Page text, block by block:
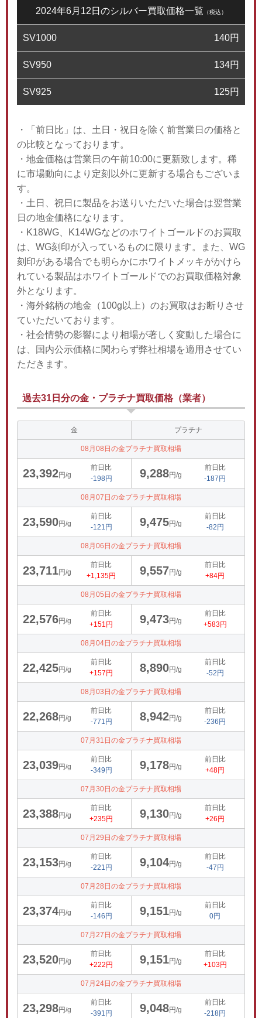
2024年6月12日のシルバー買取価格一覧 （税込）
SV1000 140円
SV950 134円
SV925 125円
・「前日比」は、土日・祝日を除く前営業日の価格と
の比較となっております。
・地金価格は営業日の午前10:00に更新致します。稀
に市場動向により定刻以外に更新する場合もございま
す。
・土日、祝日に製品をお送りいただいた場合は翌営業
日の地金価格になります。
・K18WG、K14WGなどのホワイトゴールドのお買取
は、WG刻印が入っているものに限ります。また、WG
刻印がある場合でも明らかにホワイトメッキがかけら
れている製品はホワイトゴールドでのお買取価格対象
外となります。
・海外銘柄の地金（100g以上）のお買取はお断りさせ
ていただいております。
・社会情勢の影響により相場が著しく変動した場合に
は、国内公示価格に関わらず弊社相場を適用させてい
ただきます。
過去31日分の金・プラチナ買取価格（業者）
金 プラチナ
08月08日の金プラチナ買取相場
23,392円/g
前日比
-198円
9,288円/g
前日比
-187円
08月07日の金プラチナ買取相場
23,590円/g
前日比
-121円
9,475円/g
前日比
-82円
08月06日の金プラチナ買取相場
23,711円/g
前日比
+1,135円
9,557円/g
前日比
+84円
08月05日の金プラチナ買取相場
22,576円/g
前日比
+151円
9,473円/g
前日比
+583円
08月04日の金プラチナ買取相場
22,425円/g
前日比
+157円
8,890円/g
前日比
-52円
08月03日の金プラチナ買取相場
22,268円/g
前日比
-771円
8,942円/g
前日比
-236円
07月31日の金プラチナ買取相場
23,039円/g
前日比
-349円
9,178円/g
前日比
+48円
07月30日の金プラチナ買取相場
23,388円/g
前日比
+235円
9,130円/g
前日比
+26円
07月29日の金プラチナ買取相場
23,153円/g
前日比
-221円
9,104円/g
前日比
-47円
07月28日の金プラチナ買取相場
23,374円/g
前日比
-146円
9,151円/g
前日比
0円
07月27日の金プラチナ買取相場
23,520円/g
前日比
+222円
9,151円/g
前日比
+103円
07月24日の金プラチナ買取相場
23,298円/g
前日比
-391円
9,048円/g
前日比
-218円